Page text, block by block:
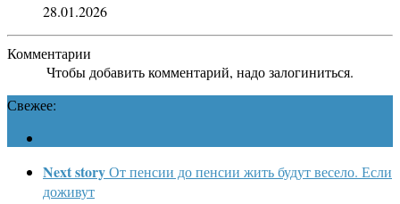
28.01.2026
Комментарии
Чтобы добавить комментарий, надо залогиниться.
Свежее:
Next storyОт пенсии до пенсии жить будут весело. Если
доживут